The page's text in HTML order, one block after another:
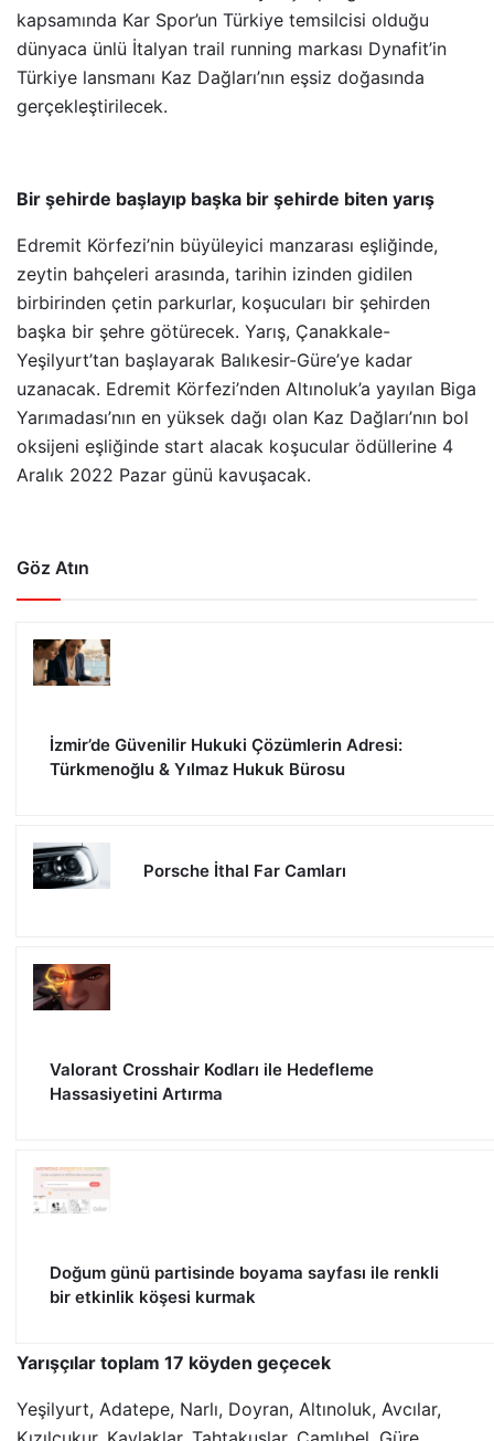
kapsamında Kar Spor’un Türkiye temsilcisi olduğu
dünyaca ünlü İtalyan trail running markası Dynafit’in
Türkiye lansmanı Kaz Dağları’nın eşsiz doğasında
gerçekleştirilecek.
Bir şehirde başlayıp başka bir şehirde biten yarış
Edremit Körfezi’nin büyüleyici manzarası eşliğinde,
zeytin bahçeleri arasında, tarihin izinden gidilen
birbirinden çetin parkurlar, koşucuları bir şehirden
başka bir şehre götürecek. Yarış, Çanakkale-
Yeşilyurt’tan başlayarak Balıkesir-Güre’ye kadar
uzanacak. Edremit Körfezi’nden Altınoluk’a yayılan Biga
Yarımadası’nın en yüksek dağı olan Kaz Dağları’nın bol
oksijeni eşliğinde start alacak koşucular ödüllerine 4
Aralık 2022 Pazar günü kavuşacak.
Göz Atın
İzmir’de Güvenilir Hukuki Çözümlerin Adresi:
Türkmenoğlu & Yılmaz Hukuk Bürosu
Porsche İthal Far Camları
Valorant Crosshair Kodları ile Hedefleme
Hassasiyetini Artırma
Doğum günü partisinde boyama sayfası ile renkli
bir etkinlik köşesi kurmak
Yarışçılar toplam 17 köyden geçecek
Yeşilyurt, Adatepe, Narlı, Doyran, Altınoluk, Avcılar,